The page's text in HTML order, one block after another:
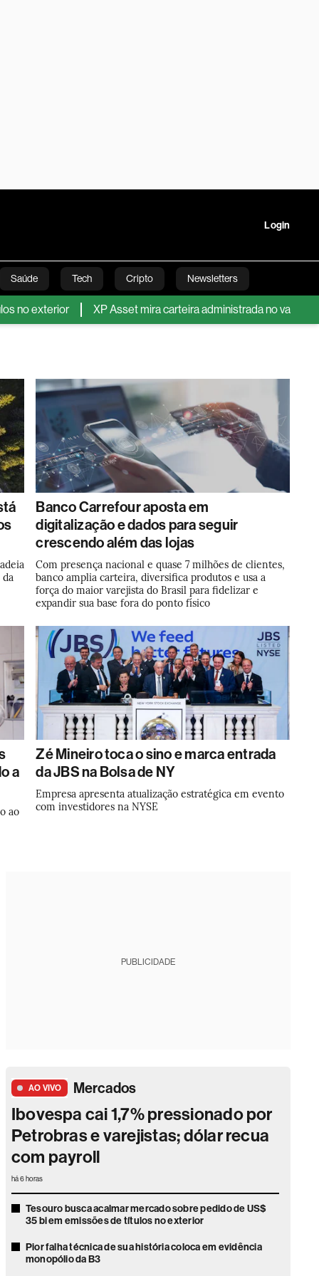
Login
Saúde Tech Cripto Newsletters
Linha Executiva Opinião Vídeos
XP Asset mira carteira administrada no varejo ao bater
Banco Carrefour aposta em
digitalização e dados para seguir
crescendo além das lojas
Com presença nacional e quase 7 milhões de clientes,
banco amplia carteira, diversifica produtos e usa a
força do maior varejista do Brasil para fidelizar e
expandir sua base fora do ponto físico
a
ao
Zé Mineiro toca o sino e marca entrada
da JBS na Bolsa de NY
Empresa apresenta atualização estratégica em evento
com investidores na NYSE
PUBLICIDADE
AO VIVO Mercados
Ibovespa cai 1,7% pressionado por
Petrobras e varejistas; dólar recua
com payroll
há 6 horas
Tesouro busca acalmar mercado sobre pedido de US$
35 bi em emissões de títulos no exterior
Pior falha técnica de sua história coloca em evidência
monopólio da B3